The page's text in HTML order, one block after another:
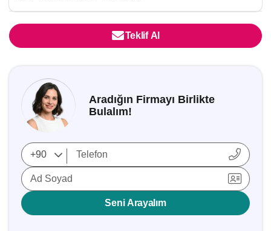
Teklif Al
Aradığın Firmayı Birlikte
Bulalım!
Ad Soyad
Seni Arayalım